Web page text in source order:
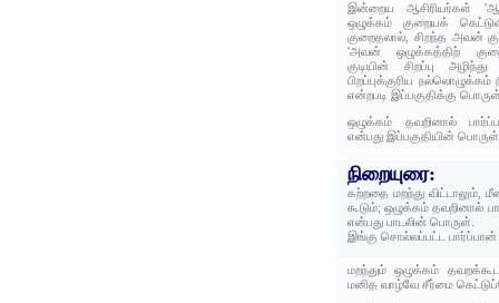
இன்றைய ஆசிரியர்கள்
ஒழுக்கம் குறையக்
குறைதலால், சிறந்த அவன்
'அவன் ஒழுக்கத்திற்
குடியின் சிறப்பு
பிறப்புக்குரிய
என்றபடி இப்பகுதிக்கு
ஒழுக்கம் தவறினால்
என்பது இப்பகுதியின்
நிறையுரை:
கற்றதை மறந்து
கூடும்; ஒழுக்கம் தவறினால்
என்பது பாடலின் பொருள்.
இங்கு சொல்லப்பட்ட பார்ப்பான்
மறந்தும் ஒழுக்கம்
மனித வாழ்வே சீர்மை